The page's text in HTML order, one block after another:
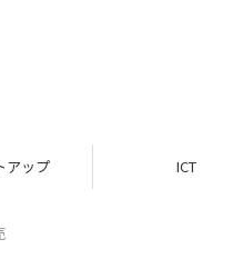
アップ ICT